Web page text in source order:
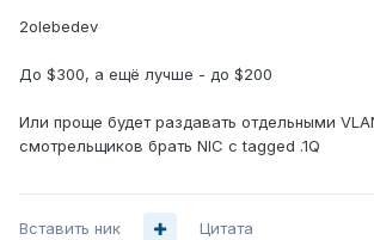
2olebedev
До $300, а ещё лучше - до $200
Или проще будет раздавать отдельными
смотрельщиков брать NIC с tagged .1Q
Вставить ник Цитата